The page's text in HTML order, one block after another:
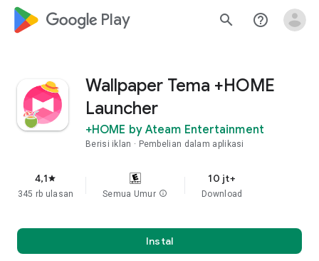
google_logo Play search help_outline
Wallpaper Tema +HOME
Launcher
+HOME by Ateam Entertainment
Berisi iklan Pembelian dalam aplikasi
4,1star
345 rb ulasan Semua Umur info
10 jt+
Download
Instal